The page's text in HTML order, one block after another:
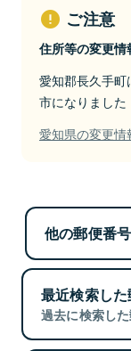
ご注意
住所等の変更情
愛知郡長久手
市になりました
愛知県の変更情
他の郵便番
最近検索し
過去に検索し